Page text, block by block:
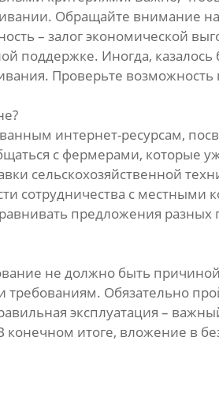
Обращайте внимание
– залог экономической
поддержке. Иногда,
Проверьте
интернет-ресурсам,
с фермерами, которые
сельскохозяйственной
сотрудничества с
предложения
не должно быть
Обязательно
эксплуатация –
итоге, вложение в